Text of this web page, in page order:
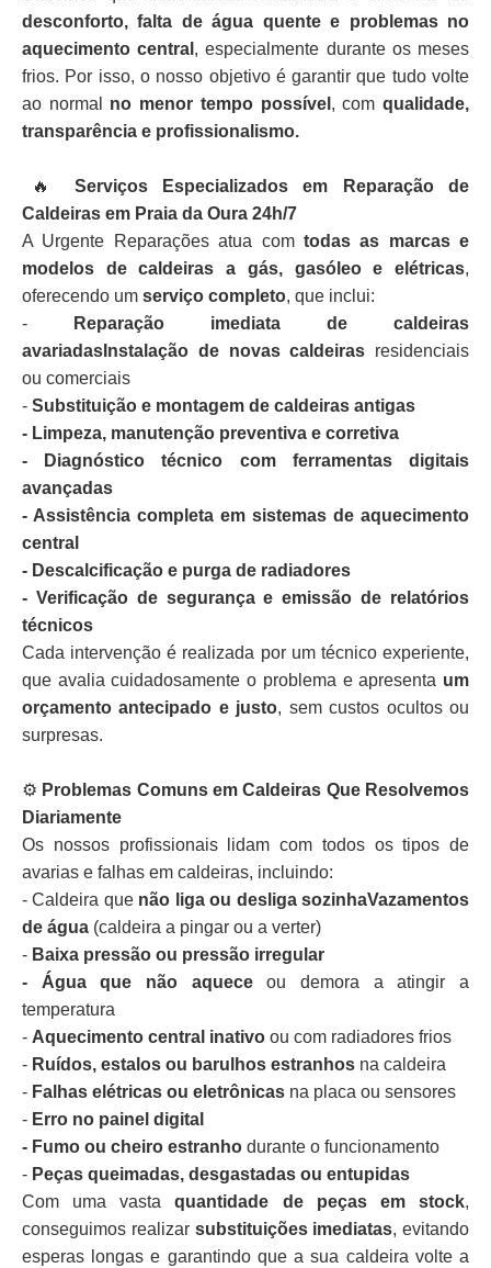
desconforto, falta de água quente e problemas no
aquecimento central , especialmente durante os meses
frios. Por isso, o nosso objetivo é garantir que tudo volte
ao normal no menor tempo possível , comqualidade,
transparência e profissionalismo.
🔥
Serviços Especializados em Reparação de
Caldeiras em Praia da Oura 24h/7
A Urgente Reparações atua com todas as marcas e
modelos de caldeiras a gás, gasóleo e elétricas,
oferecendo um serviço completo, que inclui:
-
Reparação imediata de caldeiras
avariadasInstalação de novas caldeiras residenciais
ou comerciais
- Substituição e montagem de caldeiras antigas
- Limpeza, manutenção preventiva e corretiva
- Diagnóstico técnico com ferramentas digitais
avançadas
- Assistência completa em sistemas de aquecimento
central
- Descalcificação e purga de radiadores
- Verificação de segurança e emissão de relatórios
técnicos
Cada intervenção é realizada por um técnico experiente,
que avalia cuidadosamente o problema e apresenta um
orçamento antecipado e justo, sem custos ocultos ou
surpresas.
⚙️ Problemas Comuns em Caldeiras Que Resolvemos
Diariamente
Os nossos profissionais lidam com todos os tipos de
avarias e falhas em caldeiras, incluindo:
- Caldeira que não liga ou desliga sozinhaVazamentos
de água (caldeira a pingar ou a verter)
- Baixa pressão ou pressão irregular
- Água que não aqueceou demora a atingir a
temperatura
- Aquecimento central inativo ou com radiadores frios
- Ruídos, estalos ou barulhos estranhos na caldeira
- Falhas elétricas ou eletrônicas na placa ou sensores
- Erro no painel digital
- Fumo ou cheiro estranho durante o funcionamento
- Peças queimadas, desgastadas ou entupidas
Com uma vastaquantidade de peças em stock,
conseguimos realizar substituições imediatas, evitando
esperas longas e garantindo que a sua caldeira volte a